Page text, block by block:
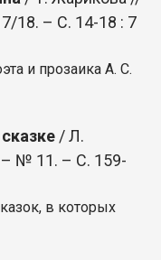
18. – С. 14-18 : 7
и прозаика А. С.
/ Л.
№ 11. – С. 159-
в которых